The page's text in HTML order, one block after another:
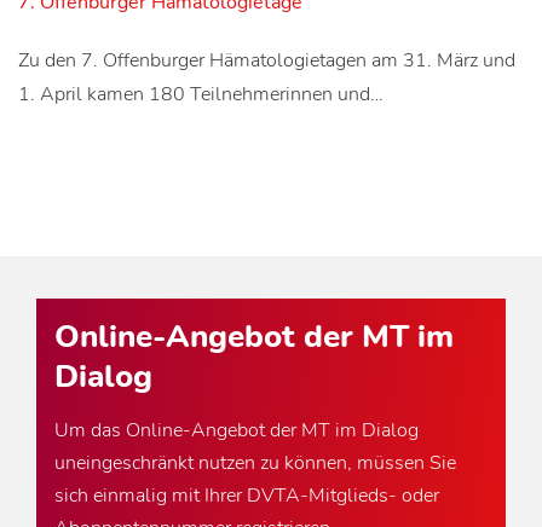
Zu den 7. Offenburger Hämatologietagen am 31. März und
1. April kamen 180 Teilnehmerinnen und…
Online-Angebot der MT im
Dialog
Um das Online-Angebot der MT im Dialog
uneingeschränkt nutzen zu können, müssen Sie
sich einmalig mit Ihrer DVTA-Mitglieds- oder